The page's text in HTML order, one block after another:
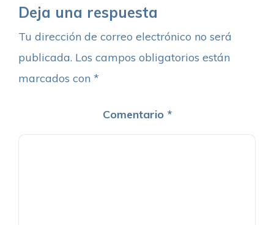
Deja una respuesta
Tu dirección de correo electrónico no será
publicada. Los campos obligatorios están
marcados con *
Comentario *